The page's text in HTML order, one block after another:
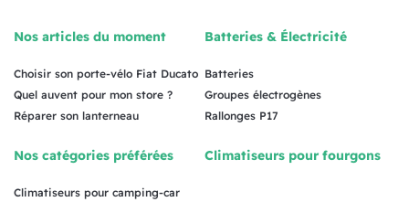
Nos articles du moment
Choisir son porte-vélo Fiat Ducato
Quel auvent pour mon store ?
Réparer son lanterneau
Nos catégories préférées
Climatiseurs pour camping-car
Batteries & Électricité
Batteries
Groupes électrogènes
Rallonges P17
Climatiseurs pour fourgons